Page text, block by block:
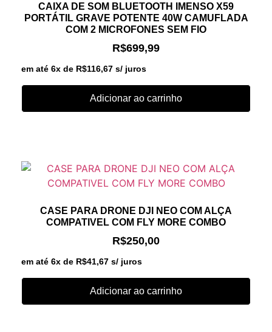
CAIXA DE SOM BLUETOOTH IMENSO X59
PORTÁTIL GRAVE POTENTE 40W CAMUFLADA
COM 2 MICROFONES SEM FIO
R$699,99
em até 6x de R$116,67 s/ juros
Adicionar ao carrinho
CASE PARA DRONE DJI NEO COM ALÇA
COMPATIVEL COM FLY MORE COMBO
R$250,00
em até 6x de R$41,67 s/ juros
Adicionar ao carrinho